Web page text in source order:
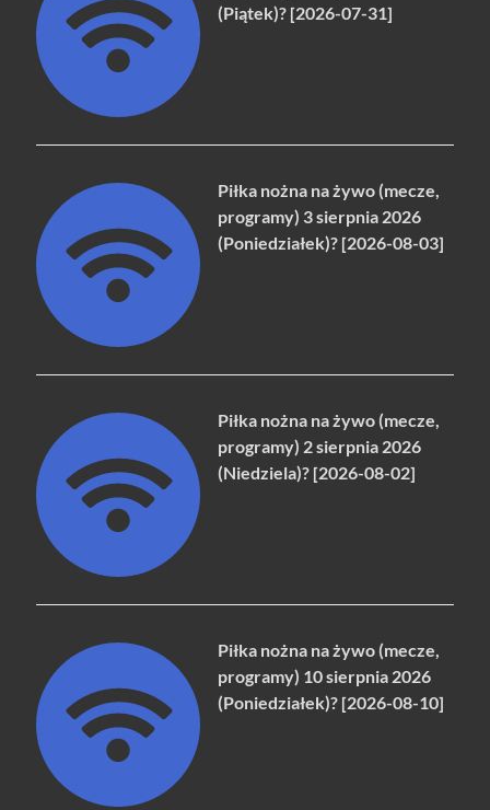
(Piątek)? [2026-07-31]
Piłka nożna na żywo (mecze,
programy) 3 sierpnia 2026
(Poniedziałek)? [2026-08-03]
Piłka nożna na żywo (mecze,
programy) 2 sierpnia 2026
(Niedziela)? [2026-08-02]
Piłka nożna na żywo (mecze,
programy) 10 sierpnia 2026
(Poniedziałek)? [2026-08-10]